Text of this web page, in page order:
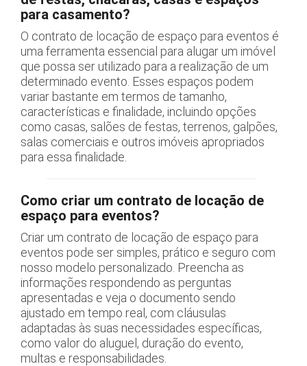
para casamento?
O contrato de locação de espaço para eventos é
uma ferramenta essencial para alugar um imóvel
que possa ser utilizado para a realização de um
determinado evento. Esses espaços podem
variar bastante em termos de tamanho,
características e finalidade, incluindo opções
como casas, salões de festas, terrenos, galpões,
salas comerciais e outros imóveis apropriados
para essa finalidade.
Como criar um contrato de locação de
espaço para eventos?
Criar um contrato de locação de espaço para
eventos pode ser simples, prático e seguro com
nosso modelo personalizado. Preencha as
informações respondendo as perguntas
apresentadas e veja o documento sendo
ajustado em tempo real, com cláusulas
adaptadas às suas necessidades específicas,
como valor do aluguel, duração do evento,
multas e responsabilidades.